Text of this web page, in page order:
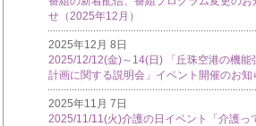
せ（2025年12月）
2025年12月 8日
2025/12/12(金)～14(日) 「丘珠空港の機能
計画に関する説明会」イベント開催のお知
2025年11月 7日
2025/11/11(火)介護の日イベント「介護っ